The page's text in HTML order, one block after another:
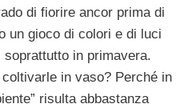
di fiorire ancor prima di
un gioco di colori e di luci
in primavera.
in vaso? Perché in
risulta abbastanza